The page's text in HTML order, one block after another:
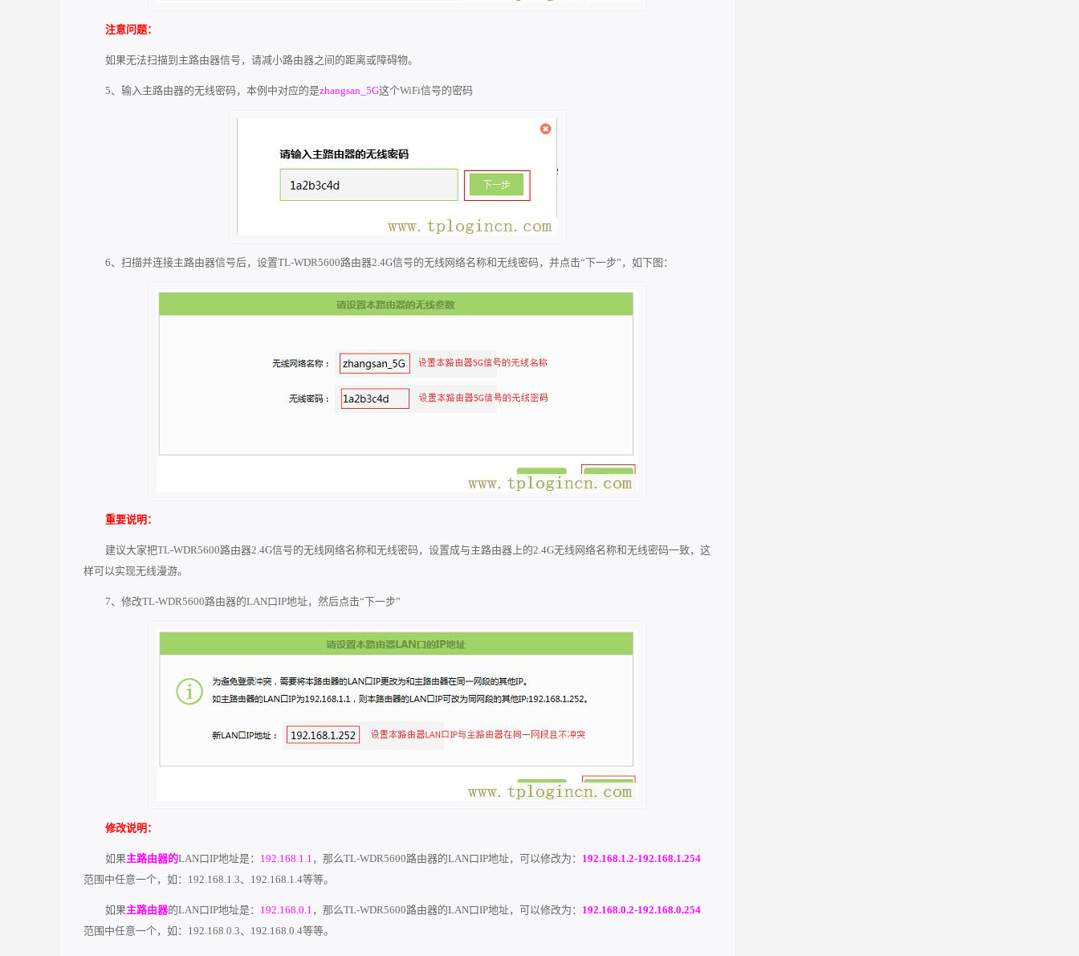
注意问题：
如果无法扫描到主路由器信号，请减小路由器之间的距离或障碍物。
5、输入主路由器的无线密码，本例中对应的是zhangsan_5G这个WiFi信号的密码
6、扫描并连接主路由器信号后，设置TL-WDR5600路由器2.4G信号的无线网络名称和无线密码，并点击“下一步”，如下图：
重要说明：
建议大家把TL-WDR5600路由器2.4G信号的无线网络名称和无线密码，设置成与主路由器上的2.4G无线网络名称和无线密码一致，这
样可以实现无线漫游。
7、修改TL-WDR5600路由器的LAN口IP地址，然后点击“下一步”
修改说明：
如果主路由器的LAN口IP地址是： 192.168.1.1 ，那么TL-WDR5600路由器的LAN口IP地址，可以修改为： 192.168.1.2-192.168.1.254
范围中任意一个，如：192.168.1.3、192.168.1.4等等。
如果主路由器的LAN口IP地址是： 192.168.0.1 ，那么TL-WDR5600路由器的LAN口IP地址，可以修改为： 192.168.0.2-192.168.0.254
范围中任意一个，如：192.168.0.3、192.168.0.4等等。